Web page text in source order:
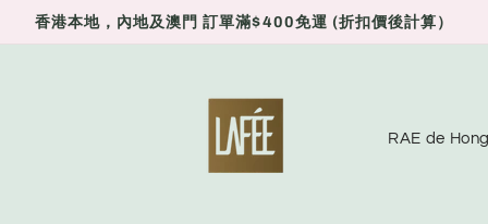
香港本地，內地及澳門 訂單滿$400免運 (折扣價後計算）
P